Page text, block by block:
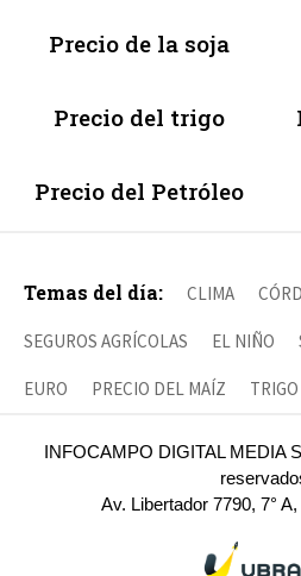
Precio de la soja
Precio del trigo
Precio del Petróleo
Temas del día: CLIMA
SEGUROS AGRÍCOLAS EL NIÑO
EURO PRECIO DEL MAÍZ TRIGO
INFOCAMPO DIGITAL MEDIA
Av. Libertador 7790, 7°